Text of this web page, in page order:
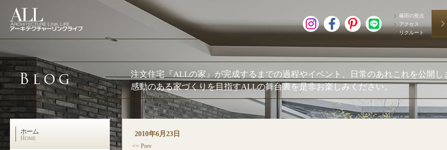
篠田の視点
アクセス
リクルート
注文住宅『ALLの家』が完成するまでの過程やイベント、日常のあれこれを公開し
感動のある家づくりを目指すALLの舞台裏を是非お楽しみください。
ホーム
HOME
2010年6月23日
<< Prev